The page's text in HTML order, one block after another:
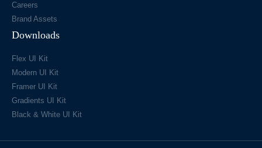
Careers
Brand Assets
Downloads
Flex UI Kit
Modern UI Kit
Framer UI Kit
Gradients UI Kit
Black & White UI Kit